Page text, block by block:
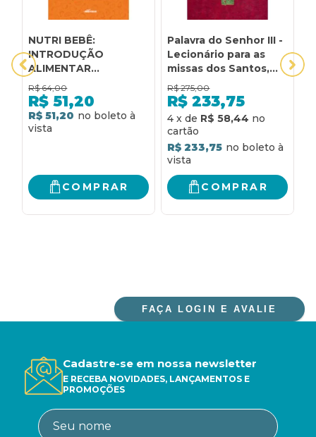
NUTRI BEBÊ:
INTRODUÇÃO
ALIMENTAR
DESCOMPLICADA
PARA PAIS
CUIDADOSOS
R$ 64,00
R$ 51,20
R$ 51,20
COMPRAR
Palavra do Senhor III -
Lecionário para as
missas dos Santos,
dos comuns, para
diversas
necessidades e
votivas: lecionário
para as missas dos
santos, dos comuns,
para diversas
necessidades e
votivas
R$ 275,00
R$ 233,75
4 x de R$ 58,44
R$ 233,75
COMPRAR
FAÇA LOGIN E AVALIE
Cadastre-se em nossa newsletter
E RECEBA NOVIDADES, LANÇAMENTOS E
PROMOÇÕES